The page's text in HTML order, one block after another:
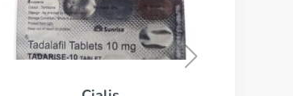
Viagra
KAUFEN